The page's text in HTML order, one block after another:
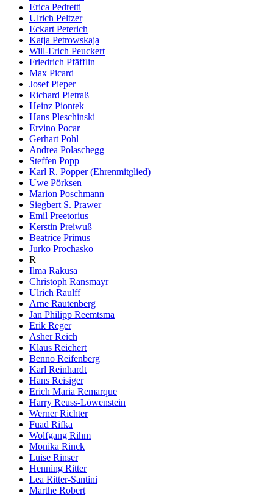
Erica Pedretti
Ulrich Peltzer
Eckart Peterich
Katja Petrowskaja
Will-Erich Peuckert
Friedrich Pfäfflin
Max Picard
Josef Pieper
Richard Pietraß
Heinz Piontek
Hans Pleschinski
Ervino Pocar
Gerhart Pohl
Andrea Polaschegg
Steffen Popp
Karl R. Popper (Ehrenmitglied)
Uwe Pörksen
Marion Poschmann
Siegbert S. Prawer
Emil Preetorius
Kerstin Preiwuß
Beatrice Primus
Jurko Prochasko
R
Ilma Rakusa
Christoph Ransmayr
Ulrich Raulff
Arne Rautenberg
Jan Philipp Reemtsma
Erik Reger
Asher Reich
Klaus Reichert
Benno Reifenberg
Karl Reinhardt
Hans Reisiger
Erich Maria Remarque
Harry Reuss-Löwenstein
Werner Richter
Fuad Rifka
Wolfgang Rihm
Monika Rinck
Luise Rinser
Henning Ritter
Lea Ritter-Santini
Marthe Robert